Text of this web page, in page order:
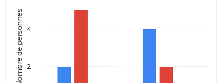
Nombre de personnes 2
4